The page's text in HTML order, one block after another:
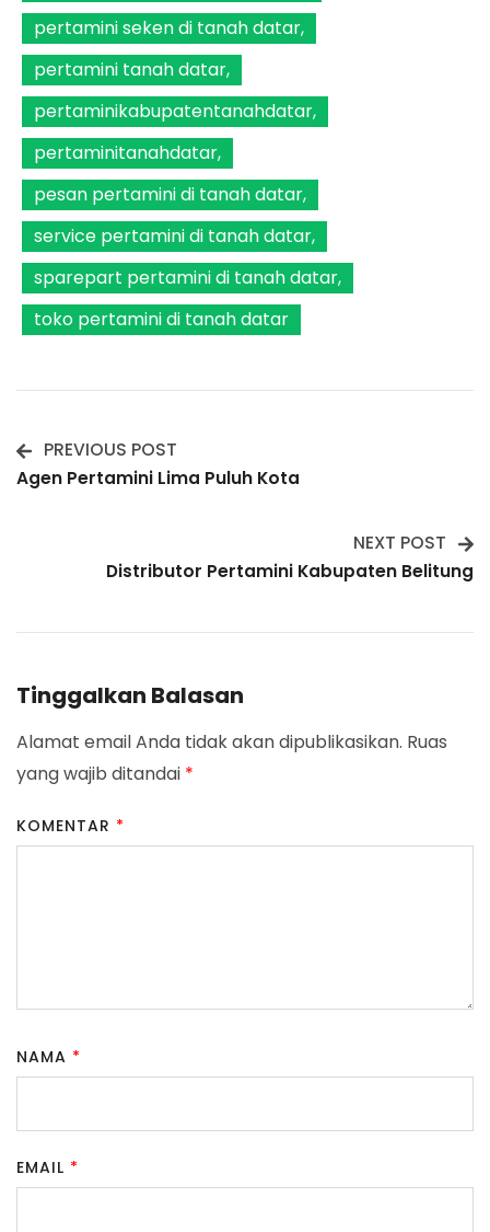
pertamini seken di tanah datar
pertamini tanah datar
pertaminikabupatentanahdatar
pertaminitanahdatar
pesan pertamini di tanah datar
service pertamini di tanah datar
sparepart pertamini di tanah datar
toko pertamini di tanah datar
Post
PREVIOUS POST
Agen Pertamini Lima Puluh Kota
NEXT POST
Distributor Pertamini Kabupaten Belitung
Tinggalkan Balasan
Alamat email Anda tidak akan dipublikasikan. Ruas
yang wajib ditandai *
KOMENTAR *
NAMA *
EMAIL *